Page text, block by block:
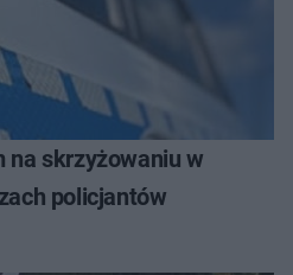
na skrzyżowaniu w
policjantów